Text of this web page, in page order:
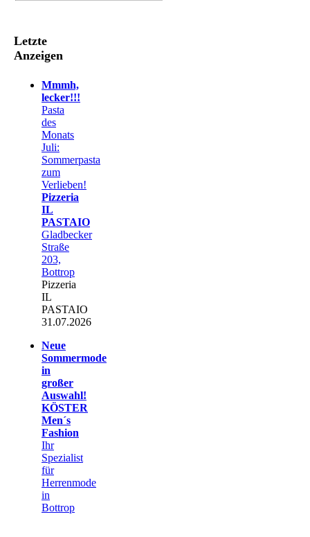
Letzte
Anzeigen
Mmmh,
lecker!!!
Pasta
des
Monats
Juli:
Sommerpasta
zum
Verlieben!
Pizzeria
IL
PASTAIO
Gladbecker
Straße
203,
Bottrop
Pizzeria
IL
PASTAIO
31.07.2026
Neue
Sommermode
in
großer
Auswahl!
KÖSTER
Men´s
Fashion
Ihr
Spezialist
für
Herrenmode
in
Bottrop